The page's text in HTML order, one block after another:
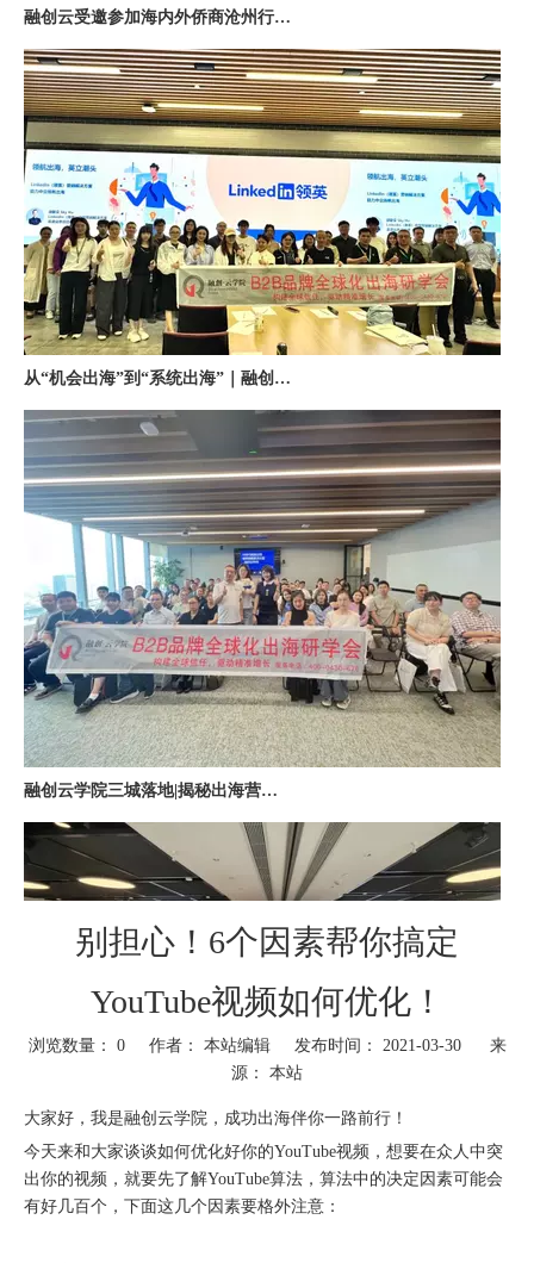
别担心！6个因素帮你搞定
YouTube视频如何优化！
浏览数量： 0作者： 本站编辑 发布时间： 2021-03-30 来
源： 本站
["wechat"]
大家好，我是融创云学院 ，成功出海伴你一路前行！
今天来和大家谈谈如何优化好你的YouTube视频，想要在众人中突
出你的视频，就要先了解YouTube算法，算法中的决定因素可能会
有好几百个，下面这几个因素要格外注意：